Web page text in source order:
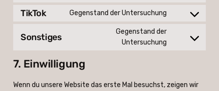
service
TikTok Gegenstand der Untersuchung
Consent
service
Sonstiges
Gegenstand der
Untersuchung
Consent
7. Einwilligung
Wenn du unsere Website das erste Mal besuchst, zeigen wir